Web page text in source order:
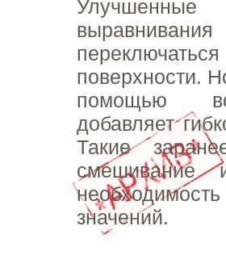
поверхности.
помощью
добавляет
Такие
смешивание
значений.